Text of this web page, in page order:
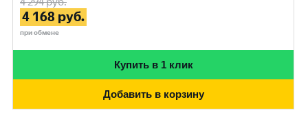
4 168 руб.
при обмене
Купить в 1 клик
Добавить в корзину